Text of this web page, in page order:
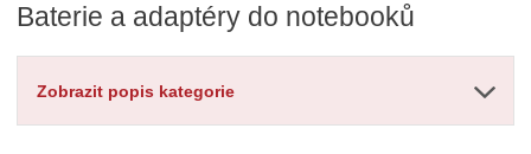
Baterie a adaptéry do notebooků
Zobrazit popis kategorie